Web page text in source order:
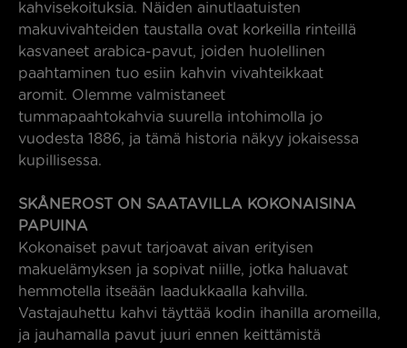
kahvisekoituksia. Näiden ainutlaatuisten
makuvivahteiden taustalla ovat korkeilla rinteillä
kasvaneet arabica-pavut, joiden huolellinen
paahtaminen tuo esiin kahvin vivahteikkaat
aromit. Olemme valmistaneet
tummapaahtokahvia suurella intohimolla jo
vuodesta 1886, ja tämä historia näkyy jokaisessa
kupillisessa.
SKÅNEROST ON SAATAVILLA KOKONAISINA
PAPUINA
Kokonaiset pavut tarjoavat aivan erityisen
makuelämyksen ja sopivat niille, jotka haluavat
hemmotella itseään laadukkaalla kahvilla.
Vastajauhettu kahvi täyttää kodin ihanilla aromeilla,
ja jauhamalla pavut juuri ennen keittämistä